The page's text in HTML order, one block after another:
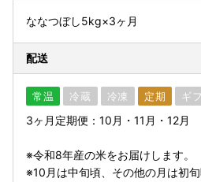
ななつぼし5kg×3ヶ月
配送
常温 冷蔵 冷凍 定期 ギ
3ヶ月定期便：10月・11月・12月
※令和8年産の米をお届けします。
※10月は中旬頃、その他の月は初旬